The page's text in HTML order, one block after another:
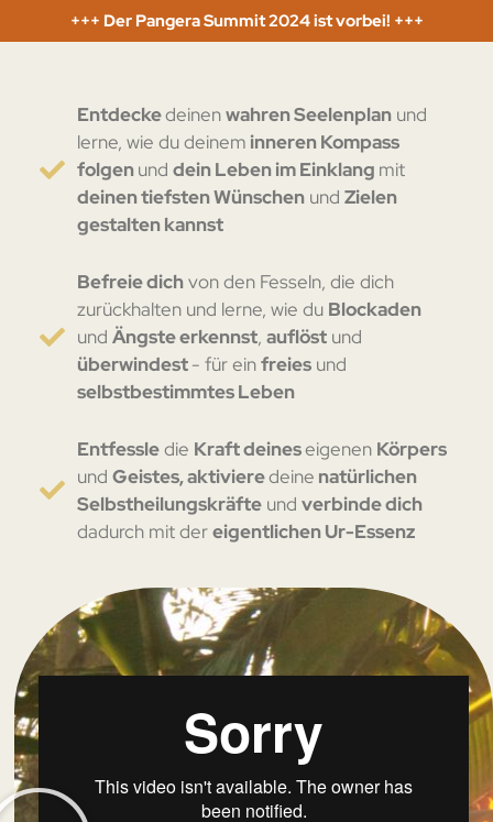
+++ Der Pangera Summit 2024 ist vorbei! +++
Entdeckedeinenwahren Seelenplanund
lerne, wie du deinem inneren Kompass
folgenund dein Leben im Einklang mit
deinen tiefsten Wünschenund Zielen
gestalten kannst
Befreie dichvon den Fesseln, die dich
zurückhalten und lerne, wie du Blockaden
und Ängste erkennst, auflöstund
überwindest- für einfreiesund
selbstbestimmtes Leben
Entfessledie Kraft deineseigenen Körpers
und Geistes, aktivieredeine natürlichen
Selbstheilungskräfteund verbinde dich
dadurch mit dereigentlichen Ur-Essenz